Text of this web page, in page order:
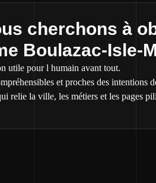
cherchons à
Boulazac-Isle-
utile pour l humain avant tout.
et proches des intentions
relie la ville, les métiers et les pages